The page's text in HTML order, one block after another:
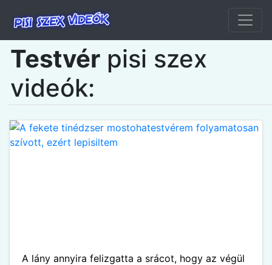
Testvér pisi szex
videók:
A lány annyira felizgatta a srácot, hogy az végül